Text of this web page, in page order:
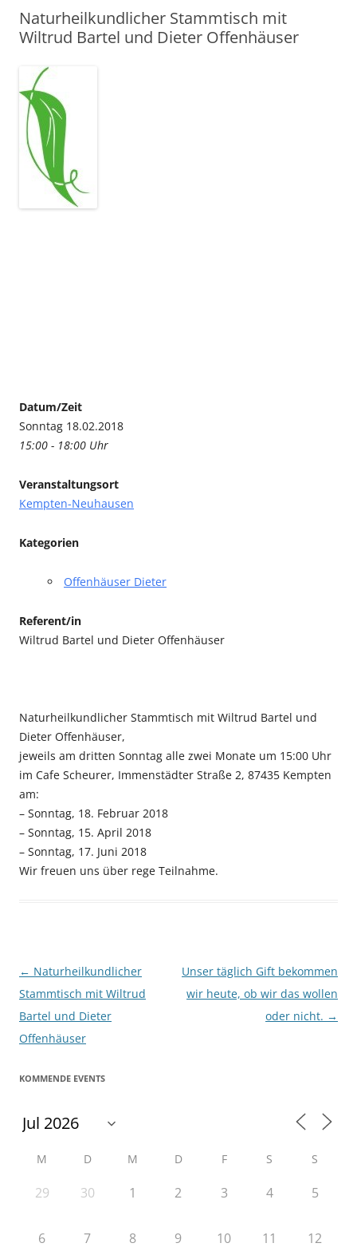
Naturheilkundlicher Stammtisch mit
Wiltrud Bartel und Dieter Offenhäuser
Datum/Zeit
Sonntag 18.02.2018
15:00 - 18:00 Uhr
Veranstaltungsort
Kempten-Neuhausen
Kategorien
Offenhäuser Dieter
Referent/in
Wiltrud Bartel und Dieter Offenhäuser
Naturheilkundlicher Stammtisch mit Wiltrud Bartel und
Dieter Offenhäuser,
jeweils am dritten Sonntag alle zwei Monate um 15:00 Uhr
im Cafe Scheurer, Immenstädter Straße 2, 87435 Kempten
am:
– Sonntag, 18. Februar 2018
– Sonntag, 15. April 2018
– Sonntag, 17. Juni 2018
Wir freuen uns über rege Teilnahme.
Beitragsnavigation
← Naturheilkundlicher
Stammtisch mit Wiltrud
Bartel und Dieter
Offenhäuser
Unser täglich Gift bekommen
wir heute, ob wir das wollen
oder nicht. →
KOMMENDE EVENTS
M D M D F S S
29 30 1 2 3 4 5
6 7 8 9 10 11 12